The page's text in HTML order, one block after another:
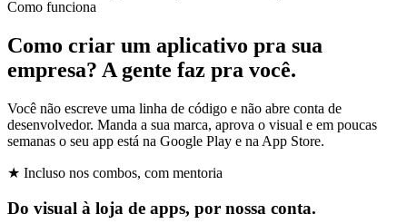
Como funciona
Como criar um aplicativo pra sua
empresa? A gente faz pra você.
Você não escreve uma linha de código e não abre conta de
desenvolvedor. Manda a sua marca, aprova o visual e em poucas
semanas o seu app está na Google Play e na App Store.
★ Incluso nos combos, com mentoria
Do visual à loja de apps, por nossa conta.